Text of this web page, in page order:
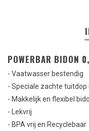
POWERBAR BIDON
- Vaatwasser bestendig
- Speciale zachte
- Makkelijk en flexibel
- Lekvrij
- BPA vrij en Recyclebaar